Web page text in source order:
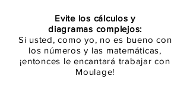
Evite los cálculos y
diagramas complejos:
Si usted, como yo, no es bueno con
los números y las matemáticas,
¡entonces le encantará trabajar con
Moulage!